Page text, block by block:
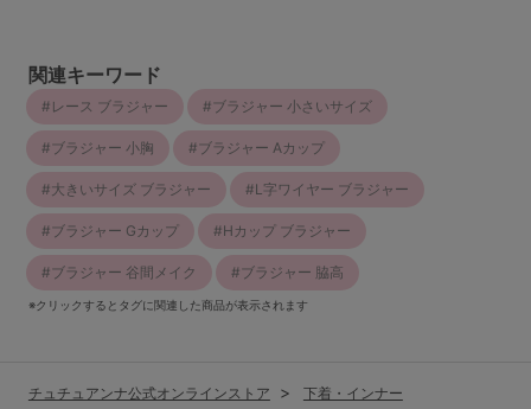
関連キーワード
レース ブラジャー ブラジャー 小さいサイズ
ブラジャー 小胸 ブラジャー Aカップ
大きいサイズ ブラジャー L字ワイヤー ブラジャー
ブラジャー Gカップ Hカップ ブラジャー
ブラジャー 谷間メイク ブラジャー 脇高
※クリックするとタグに関連した商品が表示されます
チュチュアンナ公式オンラインストア
下着・インナー